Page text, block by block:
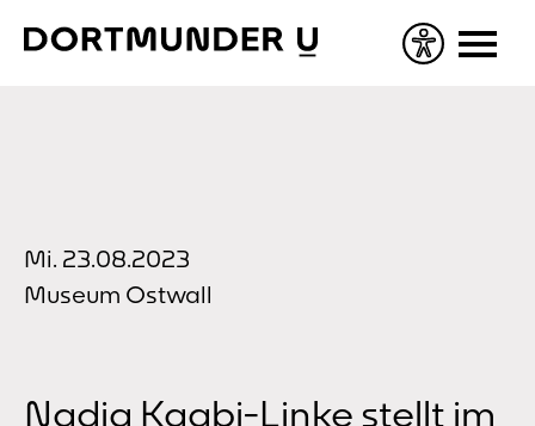
Mi. 23.08.2023
Museum Ostwall
Nadia Kaabi-Linke stellt im